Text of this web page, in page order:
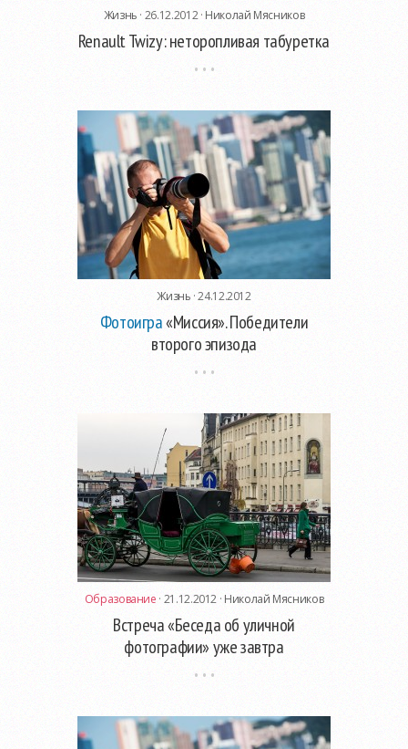
Жизнь · 26.12.2012 ·Николай Мясников
Renault Twizy: неторопливая табуретка
Жизнь · 24.12.2012
Фотоигра«Миссия». Победители
второго эпизода
Образование · 21.12.2012 ·Николай Мясников
Встреча «Беседа об уличной
фотографии» уже завтра